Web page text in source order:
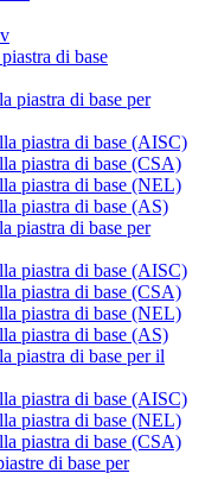
di base
piastra di base per
piastra di base (AISC)
piastra di base (CSA)
piastra di base (NEL)
piastra di base (AS)
piastra di base per
piastra di base (AISC)
piastra di base (CSA)
piastra di base (NEL)
piastra di base (AS)
piastra di base per il
piastra di base (AISC)
piastra di base (NEL)
piastra di base (CSA)
di base per